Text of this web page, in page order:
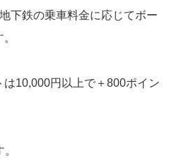
下鉄の乗車料金に応じてボー
10,000円以上で＋800ポイン